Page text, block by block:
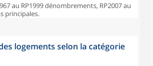
au RP1999 dénombrements, RP2007 au
principales.
logements selon la catégorie